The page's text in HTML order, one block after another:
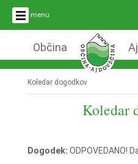
menu
Občina
Koledar dogodkov
Koledar
Dogodek: ODPOVEDANO!